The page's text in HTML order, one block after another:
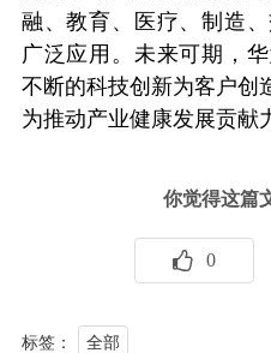
融、教育、医疗、制造
广泛应用。未来可期，
不断的科技创新为客户创
为推动产业健康发展贡献
你觉得这篇
0
标签： 全部